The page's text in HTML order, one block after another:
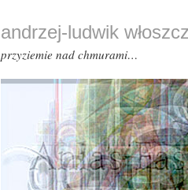
andrzej-ludwik
przyziemie nad chmurami…